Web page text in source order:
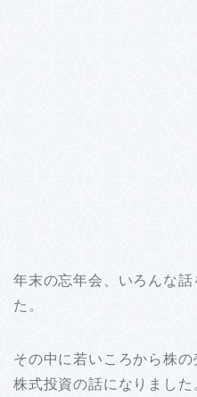
年末の忘年会、いろんな
た。
その中に若いころから株の
株式投資の話になりました